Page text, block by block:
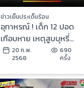
ข่าวเย็นประเด็นร้อน
อุทาหรณ์ ! เด็ก 12 ปอด
เกือบหาย เหตุสูบบุหรี่
ไฟฟ้า-ดื่มน้ำท่อม | ข่าว
เย็นประเด็นร้อน
20 ก.พ.
2568
690
ครั้ง